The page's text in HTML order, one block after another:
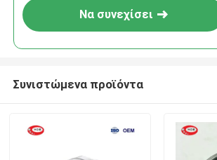
Να συνεχίσει
Συνιστώμενα προϊόντα